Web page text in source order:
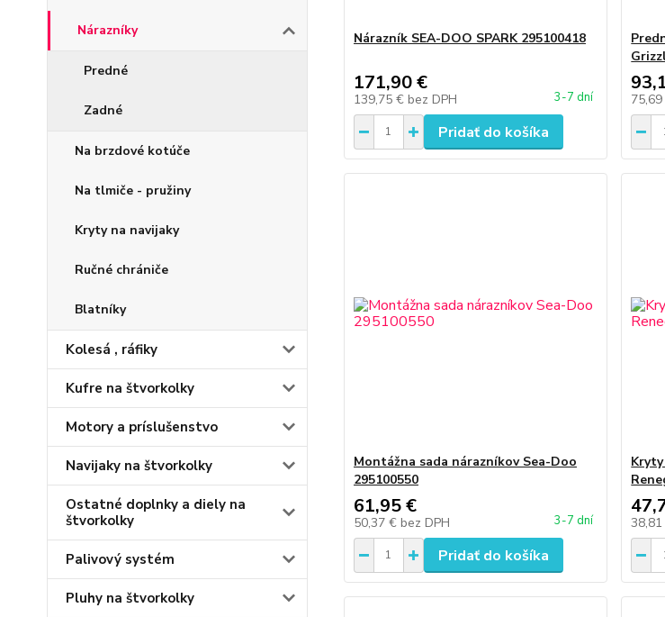
Nárazníky
Predné
Zadné
Na brzdové kotúče
Na tlmiče - pružiny
Kryty na navijaky
Ručné chrániče
Blatníky
Kolesá , ráfiky
Kufre na štvorkolky
Motory a príslušenstvo
Navijaky na štvorkolky
Ostatné doplnky a diely na
štvorkolky
Palivový systém
Pluhy na štvorkolky
Nárazník SEA-DOO SPARK 295100418
171,90 €
139,75 € bez DPH 3-7 dní
Pridať do košíka
Montážna sada nárazníkov Sea-Doo
295100550
61,95 €
50,37 € bez DPH 3-7 dní
Pridať do košíka